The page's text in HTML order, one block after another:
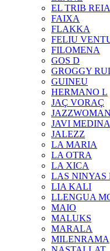
EL TRIB
FAIXA
FLAKKA
FELIU
FILOMENA
GOS D
GROGGY
GUINEU
HERMANO L
JAÇ VORAÇ
JAZZWOMAN
JAVI MEDINA
JALEZZ
LA MARIA
LA OTRA
LA XICA
LAS NINYAS
LIA KALI
LLENGUA
MAIO
MALUKS
MARALA
MILENRAMA